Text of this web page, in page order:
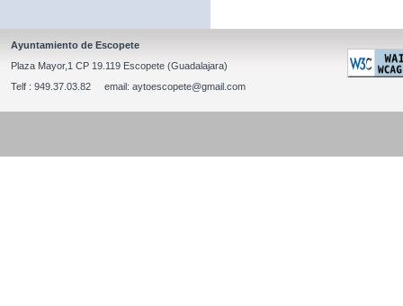
Ayuntamiento de Escopete
Plaza Mayor,1 CP 19.119 Escopete (Guadalajara)
Telf : 949.37.03.82 email: aytoescopete@gmail.com